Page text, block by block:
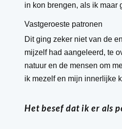
in kon brengen, als ik maar
Vastgeroeste patronen
Dit ging zeker niet van de
mijzelf had aangeleerd, te
natuur en de mensen om
ik mezelf en mijn innerlijke
Het besef dat ik er als